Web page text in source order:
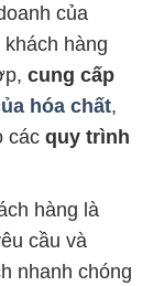
của
khách hàng
cung cấp
hóa chất,
các quy trình
hàng là
cầu và
nhanh chóng